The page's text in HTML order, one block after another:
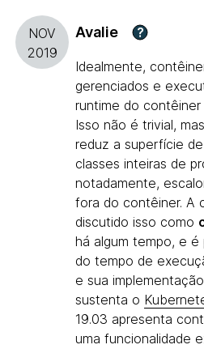
NOV
2019
Avalie ?
Idealmente,
gerenciados e
runtime do contêiner
Isso não é trivial,
reduz a superfície
classes inteiras de
notadamente,
fora do contêiner. A
discutido isso como
há algum tempo, e
do tempo de
e sua
sustenta o
19.03 apresenta
uma funcionalidade